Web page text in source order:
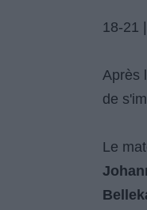
18-21
Après
de
Le